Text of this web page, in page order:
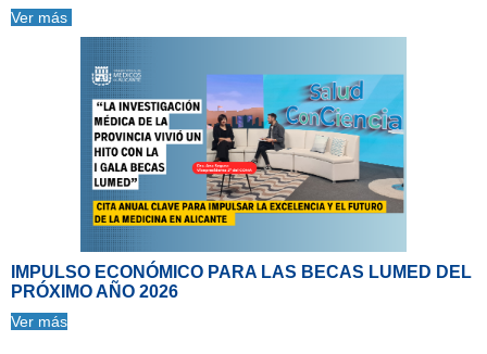
Ver más
IMPULSO ECONÓMICO PARA LAS BECAS LUMED DEL
PRÓXIMO AÑO 2026
Ver más